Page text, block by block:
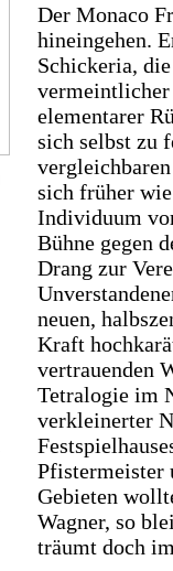
Der Monaco
hineingehen.
Schickeria,
elementarer
sich selbst zu
sich früher wie
Individuum
Bühne gegen
Drang zur
neuen,
Kraft
vertrauenden
Tetralogie im
verkleinerter
Pfistermeister
Gebieten
Wagner, so
träumt doch